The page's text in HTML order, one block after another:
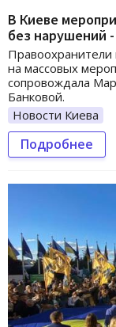
В Киеве
без нарушений
Правоохранители
на массовых
сопровождала
Банковой.
Новости Киева
Подробнее